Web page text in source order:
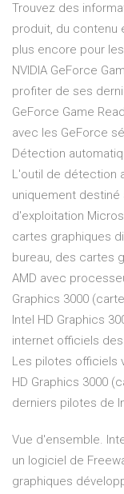
Trouvez des
produit, du contenu
plus encore pour
NVIDIA GeForce
profiter de ses
GeForce Game
avec les GeForce
Détection
L'outil de détection
uniquement
d'exploitation
cartes graphiques
bureau, des cartes
AMD avec
Graphics 3000
Intel HD Graphics
internet officiels
Les pilotes officiels
HD Graphics 3000
derniers pilotes de
Vue d'ensemble.
un logiciel de
graphiques